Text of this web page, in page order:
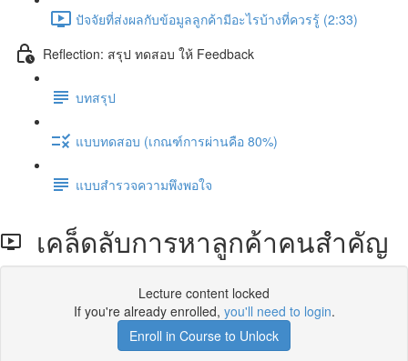
ปัจจัยที่ส่งผลกับข้อมูลลูกค้ามีอะไรบ้างที่ควรรู้ (2:33)
Reflection: สรุป ทดสอบ ให้ Feedback
บทสรุป
แบบทดสอบ (เกณฑ์การผ่านคือ 80%)
แบบสำรวจความพึงพอใจ
เคล็ดลับการหาลูกค้าคนสำคัญ
Lecture content locked
If you're already enrolled, you'll need to login.
Enroll in Course to Unlock